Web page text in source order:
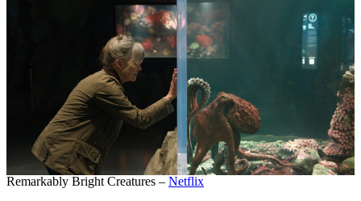
Remarkably Bright Creatures – Netflix